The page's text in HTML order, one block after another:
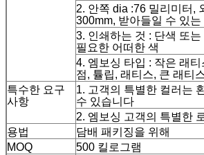
2. 안쪽 dia :76 밀리미터,
300mm, 받아들일 수 있
3. 인쇄하는 것 : 단색 또
필요한 어떠한 색
4. 엠보싱 타입 : 작은 래
점, 튤립, 래티스, 큰 래티
특수한 요구
사항
1. 고객의 특별한 컬러는
수 있습니다
2. 엠보싱 고객의 특별한
용법
담배 패키징을 위해
MOQ
500 킬로그램